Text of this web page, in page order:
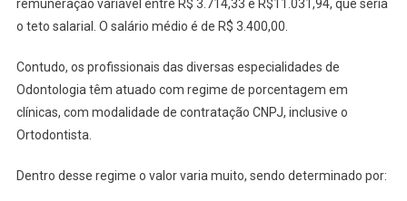
remuneração variável entre R$ 3.714,33 e R$11.031,94, que seria
o teto salarial. O salário médio é de R$ 3.400,00.
Contudo, os profissionais das diversas especialidades de
Odontologia têm atuado com regime de porcentagem em
clínicas, com modalidade de contratação CNPJ, inclusive o
Ortodontista.
Dentro desse regime o valor varia muito, sendo determinado por: